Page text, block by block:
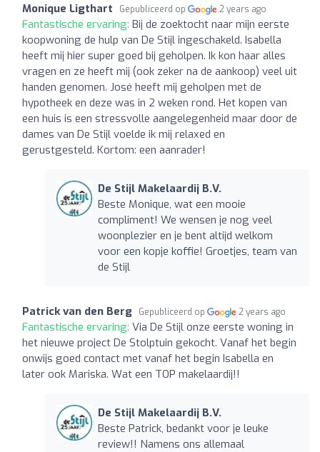
Monique Ligthart Gepubliceerd op 2 years ago
Fantastische ervaring: Bij de zoektocht naar mijn eerste
koopwoning de hulp van De Stijl ingeschakeld. Isabella
heeft mij hier super goed bij geholpen. Ik kon haar alles
vragen en ze heeft mij (ook zeker na de aankoop) veel uit
handen genomen. José heeft mij geholpen met de
hypotheek en deze was in 2 weken rond. Het kopen van
een huis is een stressvolle aangelegenheid maar door de
dames van De Stijl voelde ik mij relaxed en
gerustgesteld. Kortom: een aanrader!
De Stijl Makelaardij B.V.
Beste Monique, wat een mooie
compliment! We wensen je nog veel
woonplezier en je bent altijd welkom
voor een kopje koffie! Groetjes, team van
de Stijl
Patrick van den Berg Gepubliceerd op 2 years ago
Fantastische ervaring: Via De Stijl onze eerste woning in
het nieuwe project De Stolptuin gekocht. Vanaf het begin
onwijs goed contact met vanaf het begin Isabella en
later ook Mariska. Wat een TOP makelaardij!!
De Stijl Makelaardij B.V.
Beste Patrick, bedankt voor je leuke
review!! Namens ons allemaal